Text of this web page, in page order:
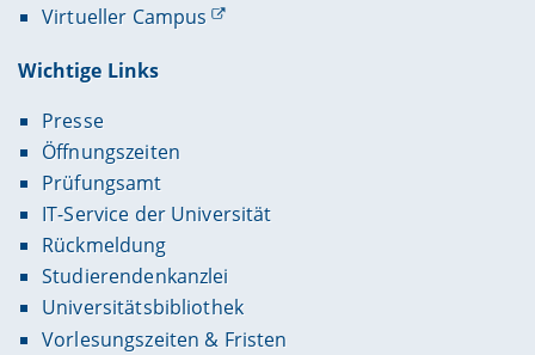
Virtueller Campus
Wichtige Links
Presse
Öffnungszeiten
Prüfungsamt
IT-Service der Universität
Rückmeldung
Studierendenkanzlei
Universitätsbibliothek
Vorlesungszeiten & Fristen